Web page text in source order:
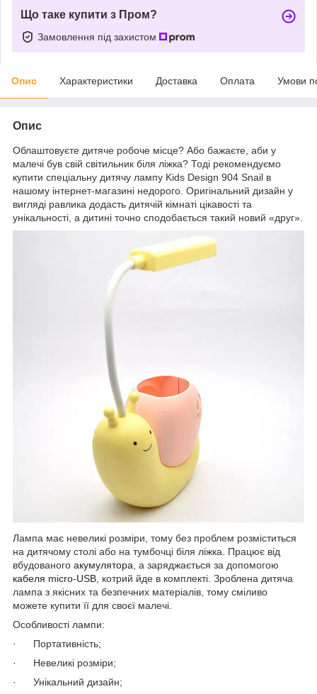
Що таке купити з Пром?
Замовлення під захистом
Опис Характеристики Доставка Оплата Умови
Опис
Облаштовуєте дитяче робоче місце? Або бажаєте, аби у
малечі був свій світильник біля ліжка? Тоді рекомендуємо
купити спеціальну дитячу лампу Kids Design 904 Snail в
нашому інтернет-магазині недорого. Оригінальний дизайн у
вигляді равлика додасть дитячій кімнаті цікавості та
унікальності, а дитині точно сподобається такий новий «друг».
Лампа має невеликі розміри, тому без проблем розміститься
на дитячому столі або на тумбочці біля ліжка. Працює від
вбудованого акумулятора , а заряджається за допомогою
кабеля micro-USB , котрий йде в комплекті. Зроблена дитяча
лампа з якісних та безпечних матеріалів, тому сміливо
можете купити її для своєї малечі.
Особливості лампи:
· Портативність;
· Невеликі розміри;
· Унікальний дизайн;